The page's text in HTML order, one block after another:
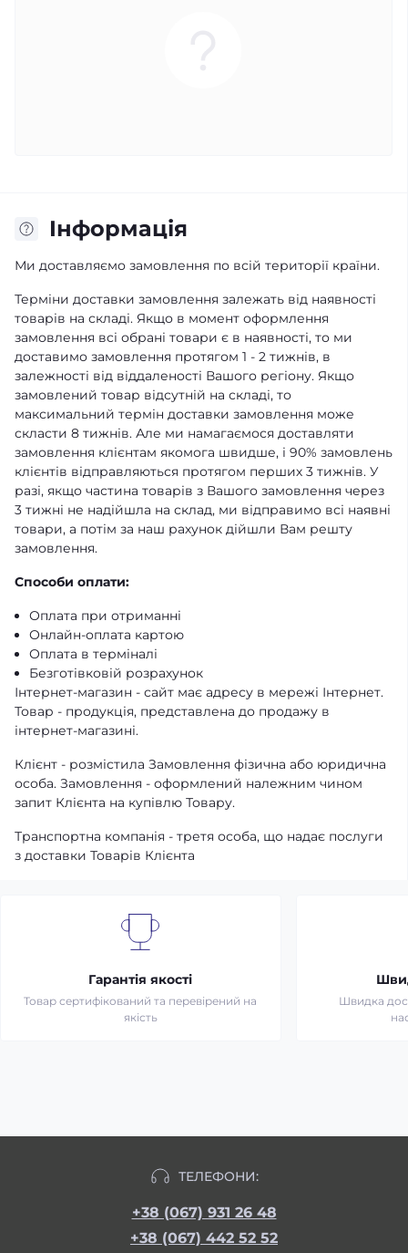
Iнформація
Ми доставляємо замовлення по всій території країни.
Терміни доставки замовлення залежать від наявності
товарів на складі. Якщо в момент оформлення
замовлення всі обрані товари є в наявності, то ми
доставимо замовлення протягом 1 - 2 тижнів, в
залежності від віддаленості Вашого регіону. Якщо
замовлений товар відсутній на складі, то
максимальний термін доставки замовлення може
скласти 8 тижнів. Але ми намагаємося доставляти
замовлення клієнтам якомога швидше, і 90% замовлень
клієнтів відправляються протягом перших 3 тижнів. У
разі, якщо частина товарів з Вашого замовлення через
3 тижні не надійшла на склад, ми відправимо всі наявні
товари, а потім за наш рахунок дійшли Вам решту
замовлення.
Способи оплати:
Оплата при отриманні
Онлайн-оплата картою
Оплата в терміналі
Безготівковій розрахунок
Інтернет-магазин - сайт має адресу в мережі Інтернет.
Товар - продукція, представлена ​​до продажу в
інтернет-магазині.
Клієнт - розмістила Замовлення фізична або юридична
особа. Замовлення - оформлений належним чином
запит Клієнта на купівлю Товару.
Транспортна компанія - третя особа, що надає послуги
з доставки Товарів Клієнта
Гарантія якості
Товар сертифікований та перевірений на
якість
Швидка
ТЕЛЕФОНИ:
+38 (067) 931 26 48
+38 (067) 442 52 52